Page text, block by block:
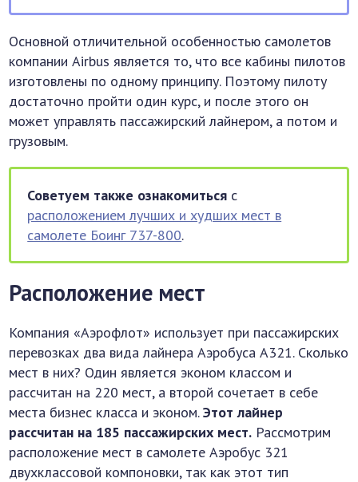
Основной отличительной особенностью самолетов
компании Airbus является то, что все кабины пилотов
изготовлены по одному принципу. Поэтому пилоту
достаточно пройти один курс, и после этого он
может управлять пассажирский лайнером, а потом и
грузовым.
Советуем также ознакомиться с
расположением лучших и худших мест в
самолете Боинг 737-800.
Расположение мест
Компания «Аэрофлот» использует при пассажирских
перевозках два вида лайнера Аэробуса А321. Сколько
мест в них? Один является эконом классом и
рассчитан на 220 мест, а второй сочетает в себе
места бизнес класса и эконом.Этот лайнер
рассчитан на 185 пассажирских мест. Рассмотрим
расположение мест в самолете Аэробус 321
двухклассовой компоновки, так как этот тип